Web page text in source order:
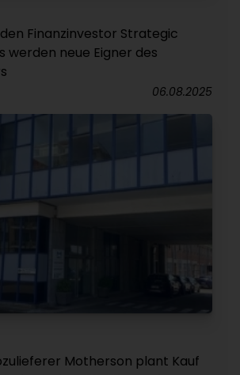
Finanzinvestor Strategic
werden neue Eigner des
06.08.2025
Motherson plant Kauf